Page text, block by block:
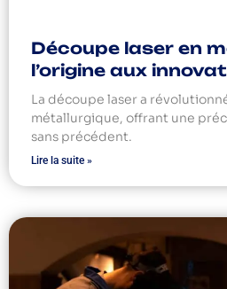
Découpe laser en
l’origine aux
La découpe laser a
métallurgique, offrant une
sans précédent.
Lire la suite »